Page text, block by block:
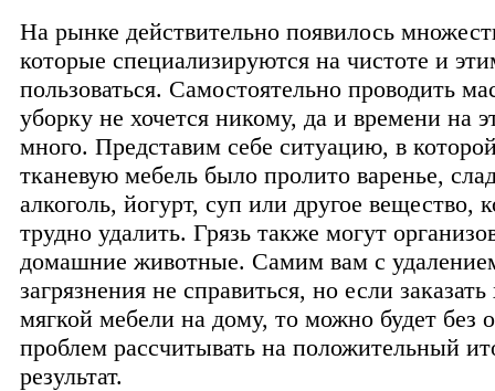
На рынке действительно появилось
которые специализируются на чистоте и
пользоваться. Самостоятельно проводить
уборку не хочется никому, да и времени на
много. Представим себе ситуацию, в
тканевую мебель было пролито варенье,
алкоголь, йогурт, суп или другое вещество,
трудно удалить. Грязь также могут
домашние животные. Самим вам с
загрязнения не справиться, но если
мягкой мебели на дому, то можно будет без
проблем рассчитывать на положительный
результат.